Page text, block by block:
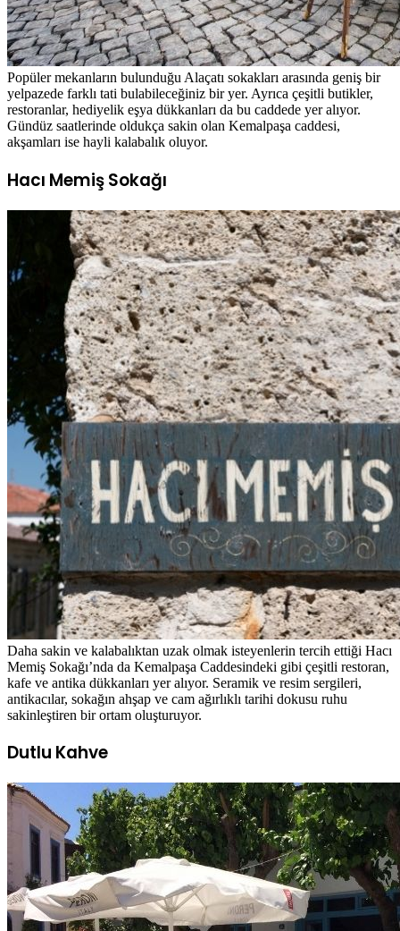
Popüler mekanların bulunduğu Alaçatı sokakları arasında geniş bir
yelpazede farklı tati bulabileceğiniz bir yer. Ayrıca çeşitli butikler,
restoranlar, hediyelik eşya dükkanları da bu caddede yer alıyor.
Gündüz saatlerinde oldukça sakin olan Kemalpaşa caddesi,
akşamları ise hayli kalabalık oluyor.
Hacı Memiş Sokağı
Daha sakin ve kalabalıktan uzak olmak isteyenlerin tercih ettiği Hacı
Memiş Sokağı’nda da Kemalpaşa Caddesindeki gibi çeşitli restoran,
kafe ve antika dükkanları yer alıyor. Seramik ve resim sergileri,
antikacılar, sokağın ahşap ve cam ağırlıklı tarihi dokusu ruhu
sakinleştiren bir ortam oluşturuyor.
Dutlu Kahve